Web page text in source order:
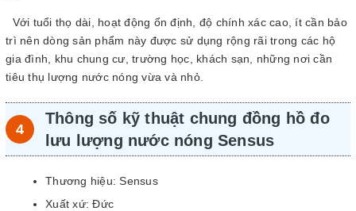
Với tuổi thọ dài, hoạt động ổn định, độ chính xác cao, ít cần bảo
trì nên dòng sản phẩm này được sử dụng rộng rãi trong các hộ
gia đình, khu chung cư, trường học, khách sạn, những nơi cần
tiêu thụ lượng nước nóng vừa và nhỏ.
Thông số kỹ thuật chung đồng hồ đo
lưu lượng nước nóng Sensus
Thương hiệu: Sensus
Xuất xứ: Đức